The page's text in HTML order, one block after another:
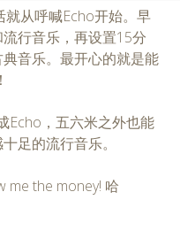
从呼喊Echo开始。早
行音乐，再设置15分
音乐。最开心的就是能
Echo，五六米之外也能
足的流行音乐。
me the money! 哈